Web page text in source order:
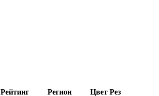
Рейтинг Регион Цвет Рез